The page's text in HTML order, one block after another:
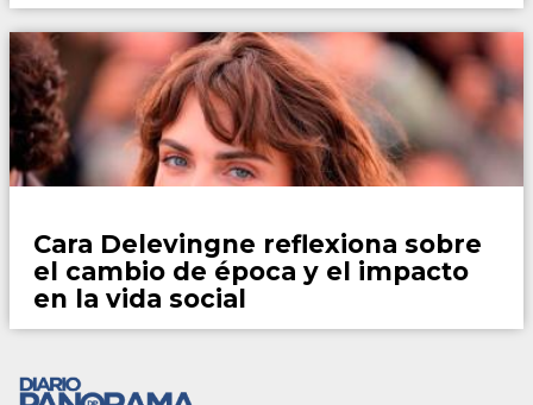
Cara Delevingne reflexiona sobre
el cambio de época y el impacto
en la vida social